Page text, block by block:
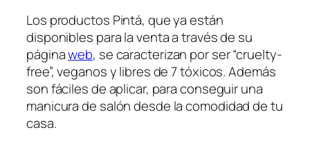
Los productos Pintá, que ya están
disponibles para la venta a través de su
páginaweb, se caracterizan por ser “cruelty-
free”, veganos y libres de 7 tóxicos. Además
son fáciles de aplicar, para conseguir una
manicura de salón desde la comodidad de tu
casa.